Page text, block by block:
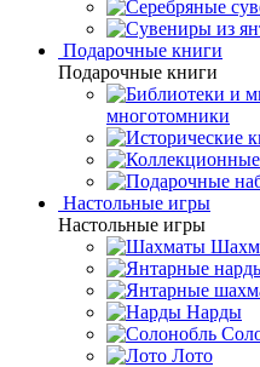
Подарочные книги
Подарочные книги
многотомники
Настольные игры
Настольные игры
Нарды
Лото